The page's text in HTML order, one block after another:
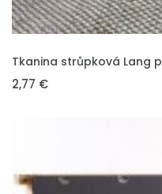
VLOŽIT DO KOŠÍKU
Tkanina strůpková Lang
2,77 €